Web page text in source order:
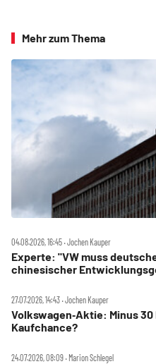
Mehr zum Thema
04.08.2026, 16:45 ‧ Jochen Kauper
Experte: "VW muss
chinesischer
27.07.2026, 14:43 ‧ Jochen Kauper
Volkswagen‑Aktie: Minus
Kaufchance?
24.07.2026, 08:09 ‧ Marion Schlegel